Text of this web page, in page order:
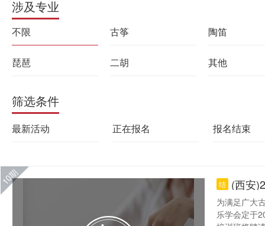
涉及专业
不限 古筝 陶笛
琵琶 二胡 其他
筛选条件
最新活动 正在报名 报名结束
期 结 (西安
为满足广大
乐学会定于